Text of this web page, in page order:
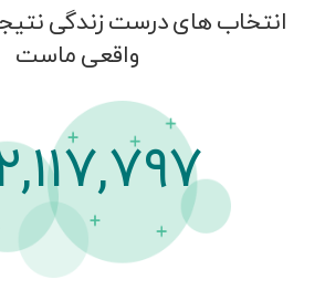
انتخاب های درست زندگی
واقعی ماست